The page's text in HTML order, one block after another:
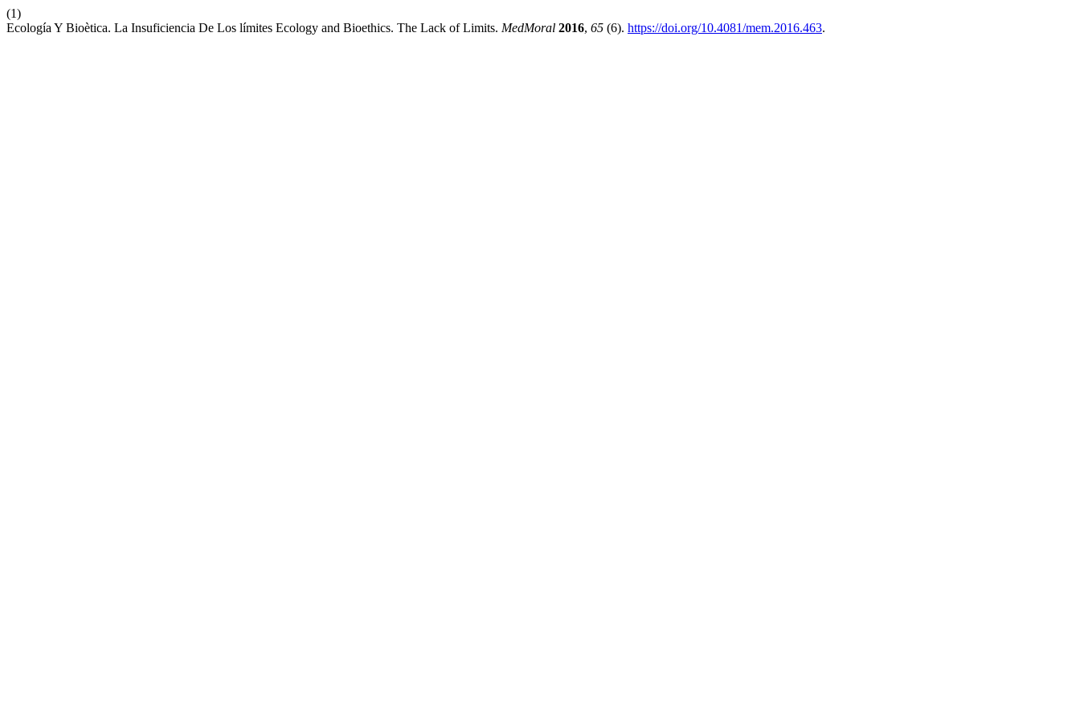
(1)
Ecología Y Bioètica. La Insuficiencia De Los límites Ecology and Bioethics. The Lack of Limits. MedMoral 2016, 65 (6). https://doi.org/10.4081/mem.2016.463.